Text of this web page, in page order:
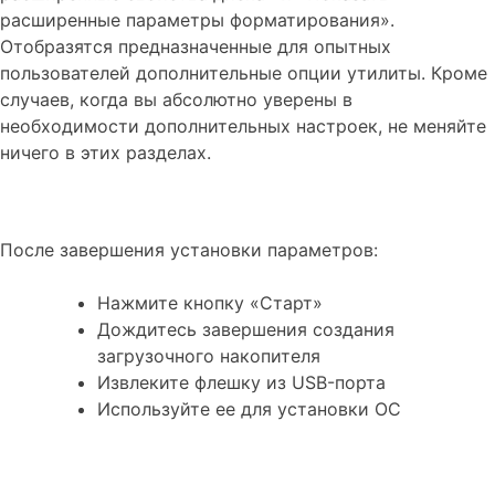
расширенные параметры форматирования».
Отобразятся предназначенные для опытных
пользователей дополнительные опции утилиты. Кроме
случаев, когда вы абсолютно уверены в
необходимости дополнительных настроек, не меняйте
ничего в этих разделах.
После завершения установки параметров:
Нажмите кнопку «Старт»
Дождитесь завершения создания
загрузочного накопителя
Извлеките флешку из USB-порта
Используйте ее для установки ОС